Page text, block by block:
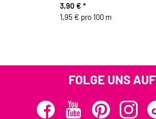
3,90 € *
1,95 € pro 100 m
FOLGE UNS AUF